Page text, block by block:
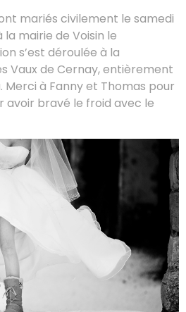
mariés civilement le samedi
mairie de Voisin le
s’est déroulée à la
Vaux de Cernay, entièrement
Merci à Fanny et Thomas pour
avoir bravé le froid avec le